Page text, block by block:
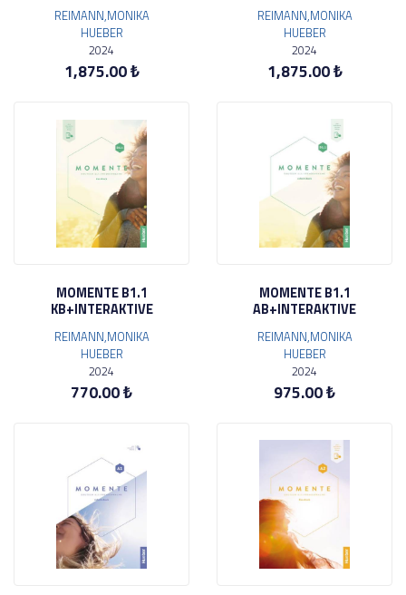
REIMANN,MONIKA
HUEBER
2024
1,875.00 ₺
REIMANN,MONIKA
HUEBER
2024
1,875.00 ₺
MOMENTE B1.1
KB+INTERAKTIVE
REIMANN,MONIKA
HUEBER
2024
770.00 ₺
MOMENTE B1.1
AB+INTERAKTIVE
REIMANN,MONIKA
HUEBER
2024
975.00 ₺